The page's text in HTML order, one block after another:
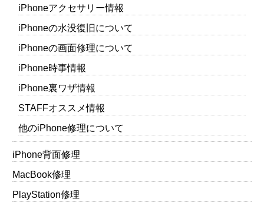
iPhoneアクセサリー情報
iPhoneの水没復旧について
iPhoneの画面修理について
iPhone時事情報
iPhone裏ワザ情報
STAFFオススメ情報
他のiPhone修理について
iPhone背面修理
MacBook修理
PlayStation修理